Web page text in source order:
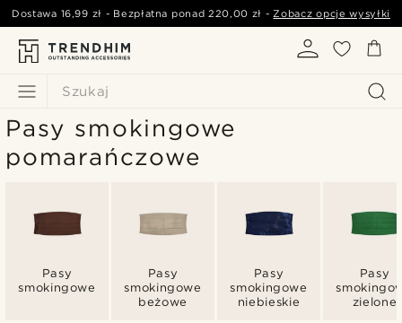
Szukaj
Dostawa 16,99 zł - Bezpłatna ponad220,00 zł -Zobacz opcje wysyłki
Pasy smokingowe
pomarańczowe
Pasy
smokingowe
Pasy
smokingowe
beżowe
Pasy
smokingowe
niebieskie
Pasy
zielone